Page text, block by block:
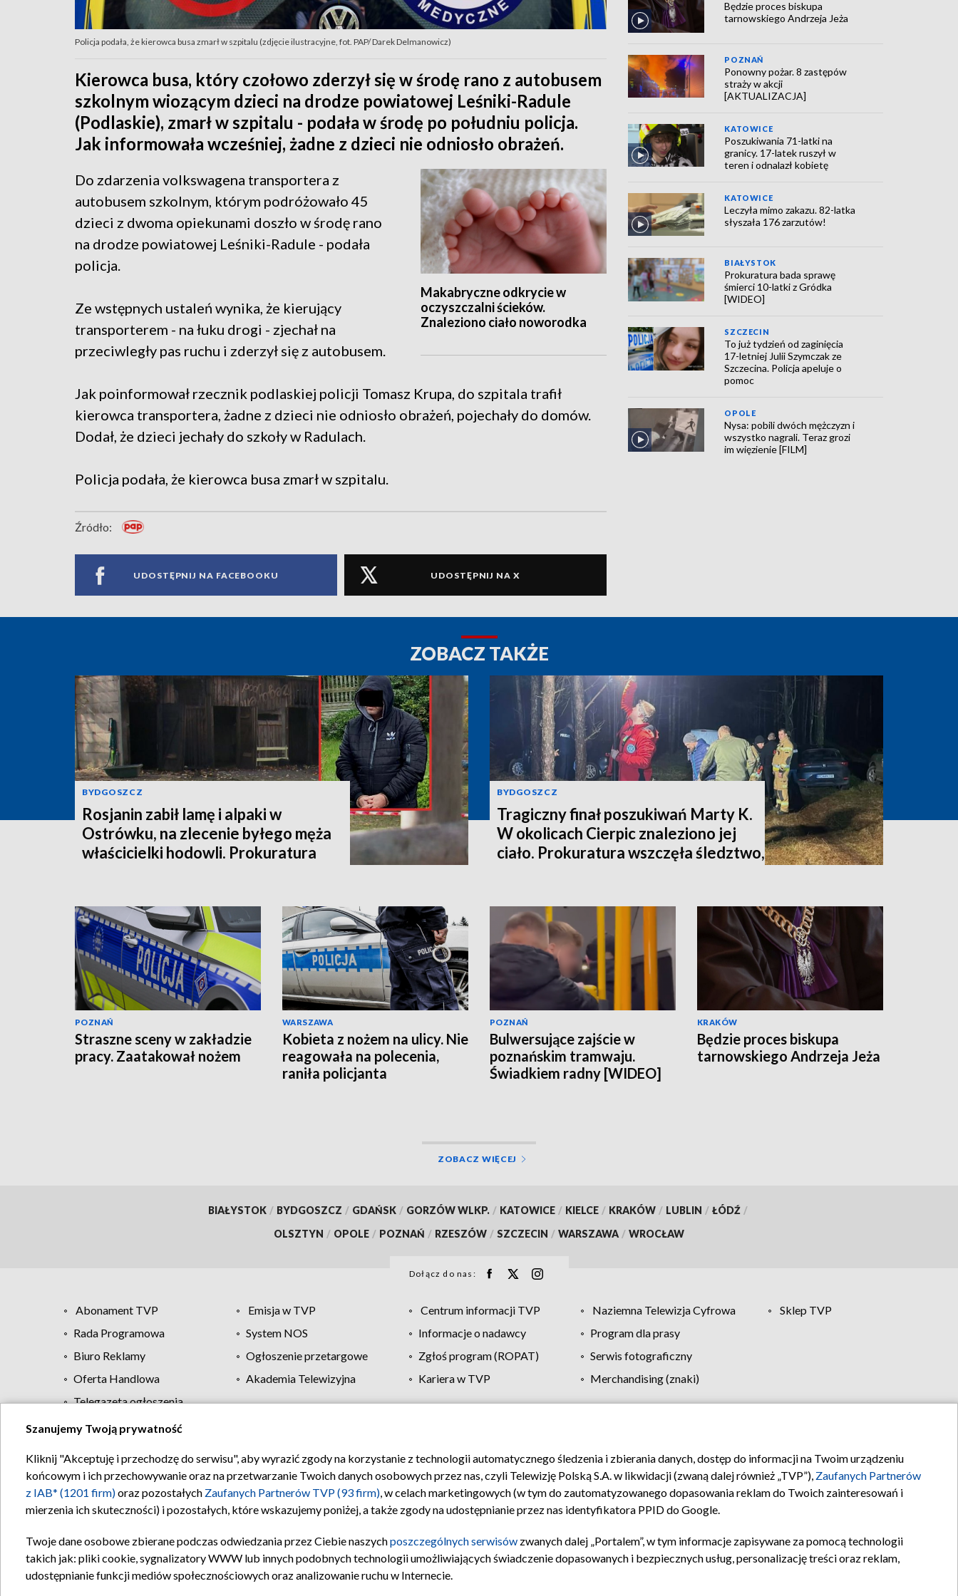
Policja podała, że kierowca busa zmarł w szpitalu (zdjęcie ilustracyjne, fot. PAP/ Darek Delmanowicz)
Kierowca busa, który czołowo zderzył się w środę rano z autobusem
szkolnym wiozącym dzieci na drodze powiatowej Leśniki-Radule
(Podlaskie), zmarł w szpitalu - podała w środę po południu policja.
Jak informowała wcześniej, żadne z dzieci nie odniosło obrażeń.
Makabryczne odkrycie w
oczyszczalni ścieków.
Znaleziono ciało noworodka
Do zdarzenia volkswagena transportera z
autobusem szkolnym, którym podróżowało 45
dzieci z dwoma opiekunami doszło w środę rano
na drodze powiatowej Leśniki-Radule - podała
policja.
Ze wstępnych ustaleń wynika, że kierujący
transporterem - na łuku drogi - zjechał na
przeciwległy pas ruchu i zderzył się z autobusem.
Jak poinformował rzecznik podlaskiej policji Tomasz Krupa, do szpitala trafił
kierowca transportera, żadne z dzieci nie odniosło obrażeń, pojechały do domów.
Dodał, że dzieci jechały do szkoły w Radulach.
Policja podała, że kierowca busa zmarł w szpitalu.
Źródło:
UDOSTĘPNIJ NA FACEBOOKU UDOSTĘPNIJ NA X
Będzie proces biskupa
tarnowskiego Andrzeja Jeża
POZNAŃ
Ponowny pożar. 8 zastępów
straży w akcji
[AKTUALIZACJA]
KATOWICE
Poszukiwania 71-latki na
granicy. 17-latek ruszył w
teren i odnalazł kobietę
KATOWICE
Leczyła mimo zakazu. 82-latka
słyszała 176 zarzutów!
BIAŁYSTOK
Prokuratura bada sprawę
śmierci 10-latki z Gródka
[WIDEO]
SZCZECIN
To już tydzień od zaginięcia
17-letniej Julii Szymczak ze
Szczecina. Policja apeluje o
pomoc
OPOLE
Nysa: pobili dwóch mężczyzn i
wszystko nagrali. Teraz grozi
im więzienie [FILM]
ZOBACZ TAKŻE
BYDGOSZCZ
Rosjanin zabił lamę i alpaki w
Ostrówku, na zlecenie byłego męża
właścicielki hodowli. Prokuratura
BYDGOSZCZ
Tragiczny finał poszukiwań Marty K.
W okolicach Cierpic znaleziono jej
ciało. Prokuratura wszczęła śledztwo,
POZNAŃ
Straszne sceny w zakładzie
pracy. Zaatakował nożem
WARSZAWA
Kobieta z nożem na ulicy. Nie
reagowała na polecenia,
raniła policjanta
POZNAŃ
Bulwersujące zajście w
poznańskim tramwaju.
Świadkiem radny [WIDEO]
KRAKÓW
Będzie proces biskupa
tarnowskiego Andrzeja Jeża
ZOBACZ WIĘCEJ
BIAŁYSTOK / BYDGOSZCZ / GDAŃSK / GORZÓW WLKP. / KATOWICE / KIELCE / KRAKÓW / LUBLIN / ŁÓDŹ /
OLSZTYN / OPOLE / POZNAŃ / RZESZÓW / SZCZECIN / WARSZAWA / WROCŁAW
Dołącz do nas:
Abonament TVP Emisja w TVP Centrum informacji TVP Naziemna Telewizja Cyfrowa
Sklep TVP
Rada Programowa
System NOS Informacje o nadawcy
Program dla prasy
Biuro Reklamy
Ogłoszenie przetargowe Zgłoś program (ROPAT)
Serwis fotograficzny
Oferta Handlowa
Akademia Telewizyjna Kariera w TVP
Merchandising (znaki)
Telegazeta ogłoszenia
Regulamin TVP Polityka prywatności Moje zgody Pomoc Biuro reklamy Kontakt
Szanujemy Twoją prywatność
Kliknij "Akceptuję i przechodzę do serwisu", aby wyrazić zgody na korzystanie z technologii automatycznego śledzenia i zbierania danych, dostęp do informacji na Twoim urządzeniu
końcowym i ich przechowywanie oraz na przetwarzanie Twoich danych osobowych przez nas, czyli Telewizję Polską S.A. w likwidacji (zwaną dalej również „TVP”), Zaufanych Partnerów
z IAB* (1201 firm)oraz pozostałych Zaufanych Partnerów TVP (93 firm), w celach marketingowych (w tym do zautomatyzowanego dopasowania reklam do Twoich zainteresowań i
mierzenia ich skuteczności) i pozostałych, które wskazujemy poniżej, a także zgody na udostępnianie przez nas identyfikatora PPID do Google.
Twoje dane osobowe zbierane podczas odwiedzania przez Ciebie naszychposzczególnych serwisów zwanych dalej „Portalem”, w tym informacje zapisywane za pomocą technologii
takich jak: pliki cookie, sygnalizatory WWW lub innych podobnych technologii umożliwiających świadczenie dopasowanych i bezpiecznych usług, personalizację treści oraz reklam,
udostępnianie funkcji mediów społecznościowych oraz analizowanie ruchu w Internecie.